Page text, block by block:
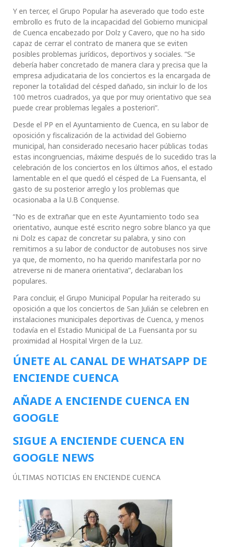
Y en tercer, el Grupo Popular ha aseverado que todo este
embrollo es fruto de la incapacidad del Gobierno municipal
de Cuenca encabezado por Dolz y Cavero, que no ha sido
capaz de cerrar el contrato de manera que se eviten
posibles problemas jurídicos, deportivos y sociales. “Se
debería haber concretado de manera clara y precisa que la
empresa adjudicataria de los conciertos es la encargada de
reponer la totalidad del césped dañado, sin incluir lo de los
100 metros cuadrados, ya que por muy orientativo que sea
puede crear problemas legales a posteriori”.
Desde el PP en el Ayuntamiento de Cuenca, en su labor de
oposición y fiscalización de la actividad del Gobierno
municipal, han considerado necesario hacer públicas todas
estas incongruencias, máxime después de lo sucedido tras la
celebración de los conciertos en los últimos años, el estado
lamentable en el que quedó el césped de La Fuensanta, el
gasto de su posterior arreglo y los problemas que
ocasionaba a la U.B Conquense.
“No es de extrañar que en este Ayuntamiento todo sea
orientativo, aunque esté escrito negro sobre blanco ya que
ni Dolz es capaz de concretar su palabra, y sino con
remitirnos a su labor de conductor de autobuses nos sirve
ya que, de momento, no ha querido manifestarla por no
atreverse ni de manera orientativa”, declaraban los
populares.
Para concluir, el Grupo Municipal Popular ha reiterado su
oposición a que los conciertos de San Julián se celebren en
instalaciones municipales deportivas de Cuenca, y menos
todavía en el Estadio Municipal de La Fuensanta por su
proximidad al Hospital Virgen de la Luz.
ÚNETE AL CANAL DE WHATSAPP DE
ENCIENDE CUENCA
AÑADE A ENCIENDE CUENCA EN
GOOGLE
SIGUE A ENCIENDE CUENCA EN
GOOGLE NEWS
ÚLTIMAS NOTICIAS EN ENCIENDE CUENCA